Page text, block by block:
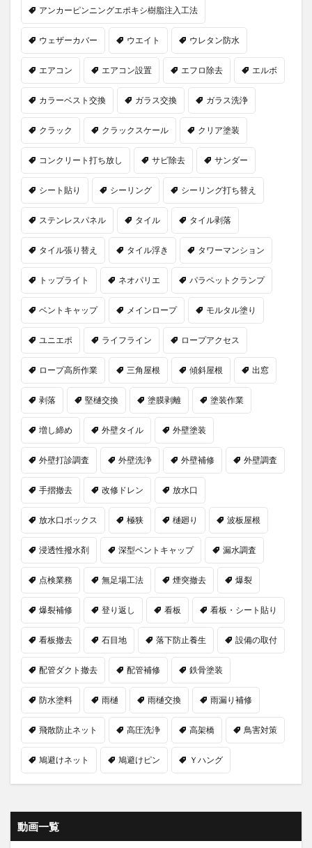
アンカーピンニングエポキシ樹脂注入工法
ウェザーカバー ウエイト ウレタン防水
エアコン エアコン設置 エフロ除去 エルボ
カラーベスト交換 ガラス交換 ガラス洗浄
クラック クラックスケール クリア塗装
コンクリート打ち放し サビ除去 サンダー
シート貼り シーリング シーリング打ち替え
ステンレスパネル タイル タイル剥落
タイル張り替え タイル浮き タワーマンション
トップライト ネオパリエ パラペットクランプ
ベントキャップ メインロープ モルタル塗り
ユニエポ ライフライン ロープアクセス
ロープ高所作業 三角屋根 傾斜屋根 出窓
剥落 堅樋交換 塗膜剥離 塗装作業
増し締め 外壁タイル 外壁塗装
外壁打診調査 外壁洗浄 外壁補修 外壁調査
手摺撤去 改修ドレン 放水口
放水口ボックス 極狭 樋廻り 波板屋根
浸透性撥水剤 深型ベントキャップ 漏水調査
点検業務 無足場工法 煙突撤去 爆裂
爆裂補修 登り返し 看板 看板・シート貼り
看板撤去 石目地 落下防止養生 設備の取付
配管ダクト撤去 配管補修 鉄骨塗装
防水塗料 雨樋 雨樋交換 雨漏り補修
飛散防止ネット 高圧洗浄 高架橋 鳥害対策
鳩避けネット 鳩避けピン Ｙハング
動画一覧